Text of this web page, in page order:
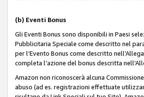
(b) Eventi Bonus
Gli Eventi Bonus sono disponibili in Paesi
Pubblicitaria Speciale come descritto nel
per l’Evento Bonus come descritto
completa l’azione del bonus descritta
Amazon non riconoscerà alcuna
abuso (ad es. registrazioni effettuate